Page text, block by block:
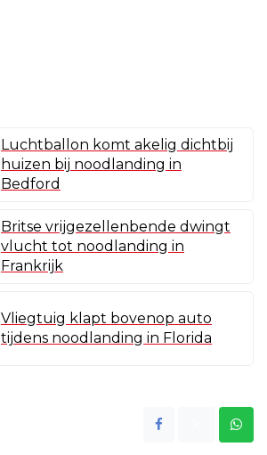
Luchtballon komt akelig dichtbij
huizen bij noodlanding in
Bedford
Britse vrijgezellenbende dwingt
vlucht tot noodlanding in
Frankrijk
Vliegtuig klapt bovenop auto
tijdens noodlanding in Florida